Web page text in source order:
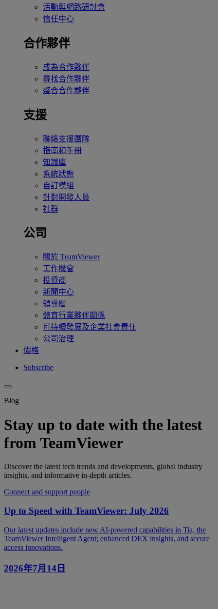
活動與網路研討會
信任中心
合作夥伴
成為合作夥伴
尋找合作夥伴
整合合作夥伴
支援
聯絡支援團隊
指南和手冊
知識庫
系統狀態
自訂模組
針對開發人員
社群
公司
關於 TeamViewer
工作機會
投資商
新聞中心
領導層
體育行業夥伴關係
可持續發展及企業社會責任
公司治理
價格
Subscribe
Blog
Stay up to date with the latest
from TeamViewer
Discover the latest tech trends and developments, global industry
insights, and informative in-depth articles.
Connect and support people
Up to Speed with TeamViewer: July 2026
Our latest updates include new AI-powered capabilities in Tia, the
TeamViewer Intelligent Agent; enhanced DEX insights, and secure
access innovations.
2026年7月14日